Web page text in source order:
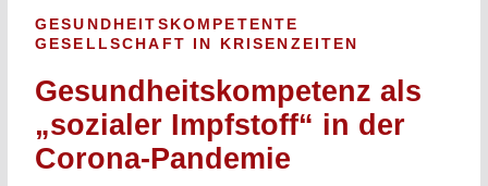
GESUNDHEITSKOMPETENTE
GESELLSCHAFT IN KRISENZEITEN
Gesundheitskompetenz als
„sozialer Impfstoff“ in der
Corona-Pandemie